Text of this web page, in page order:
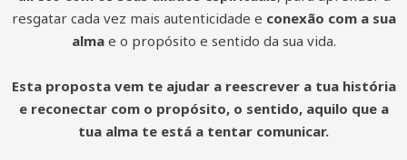
resgatar cada vez mais autenticidade e conexão com a sua
almae o propósito e sentido da sua vida.
Esta proposta vem te ajudar a reescrever a tua história
e reconectar com o propósito, o sentido, aquilo que a
tua alma te está a tentar comunicar.